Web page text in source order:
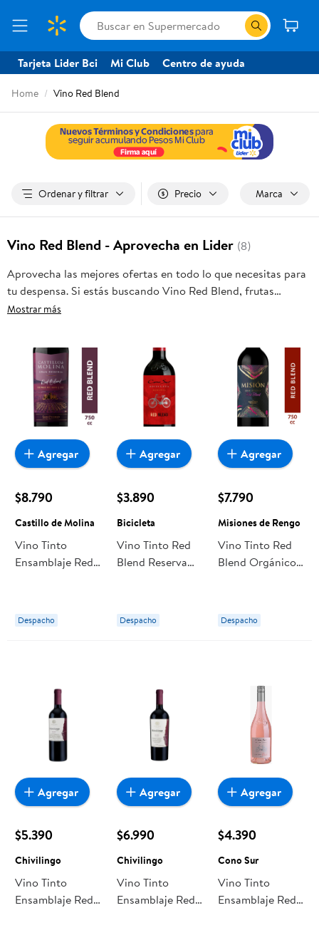
Tarjeta Lider Bci Mi Club Centro de ayuda
Home Vino Red Blend
Ordenar y filtrar Precio Marca
Vino Red Blend - Aprovecha en Lider (8)
Aprovecha las mejores ofertas en todo lo que necesitas para
tu despensa. Si estás buscando Vino Red Blend, frutas
frescas, carnes, pan o productos para el hogar, aquí lo
oportunidad sea realmente conveniente para ti y tu familia.
Mostrar más
$8.790
Castillo de Molina
Vino Tinto
Ensamblaje Red
Botella 750 ml
Castillo de
Despacho
Agregar
$3.890
Bicicleta
Vino Tinto Red
Blend Reserva
Despacho
Agregar
$7.790
Misiones de Rengo
Vino Tinto Red
Blend Orgánico
Rengo
Despacho
Agregar
$5.390
Chivilingo
Vino Tinto
Ensamblaje Red
Agregar
$6.990
Chivilingo
Vino Tinto
Ensamblaje Red
Agregar
$4.390
Cono Sur
Vino Tinto
Ensamblaje Red
Agregar